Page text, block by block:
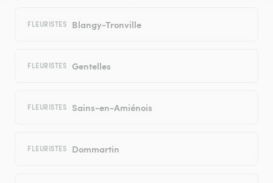
FLEURISTES Blangy-Tronville
FLEURISTES Gentelles
FLEURISTES Sains-en-Amiénois
FLEURISTES Dommartin